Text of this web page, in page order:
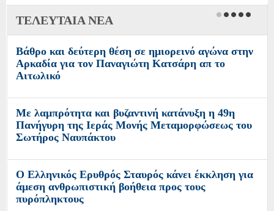
ΤΕΛΕΥΤΑΙΑ ΝΕΑ
Βάθρο και δεύτερη θέση σε ημιορεινό αγώνα στην
Αρκαδία για τον Παναγιώτη Κατσάρη απ το
Αιτωλικό
Με λαμπρότητα και βυζαντινή κατάνυξη η 49η
Πανήγυρη της Ιεράς Μονής Μεταμορφώσεως του
Σωτήρος Ναυπάκτου
Ο Ελληνικός Ερυθρός Σταυρός κάνει έκκληση για
άμεση ανθρωπιστική βοήθεια προς τους
πυρόπληκτους